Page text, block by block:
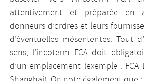
attentivement et préparée en
donneurs d’ordres et leurs
d’éventuelles mésententes. Tout
sens, l’incoterm FCA doit
d’un emplacement (exemple : FCA